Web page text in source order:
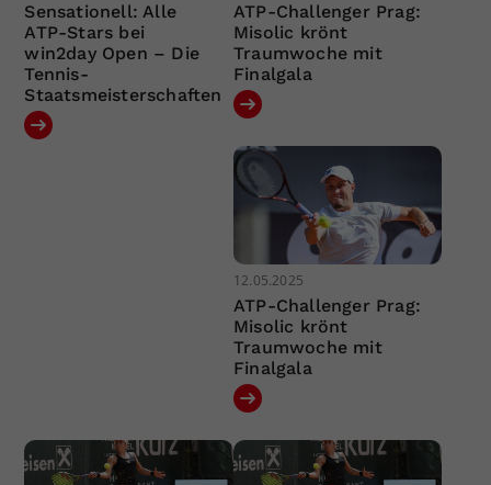
Sensationell: Alle
ATP-Stars bei
win2day Open – Die
Tennis-
Staatsmeisterschaften
ATP-Challenger Prag:
Misolic krönt
Traumwoche mit
Finalgala
12.05.2025
ATP-Challenger Prag:
Misolic krönt
Traumwoche mit
Finalgala